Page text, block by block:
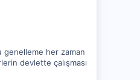
genelleme her zaman
devlette çalışması